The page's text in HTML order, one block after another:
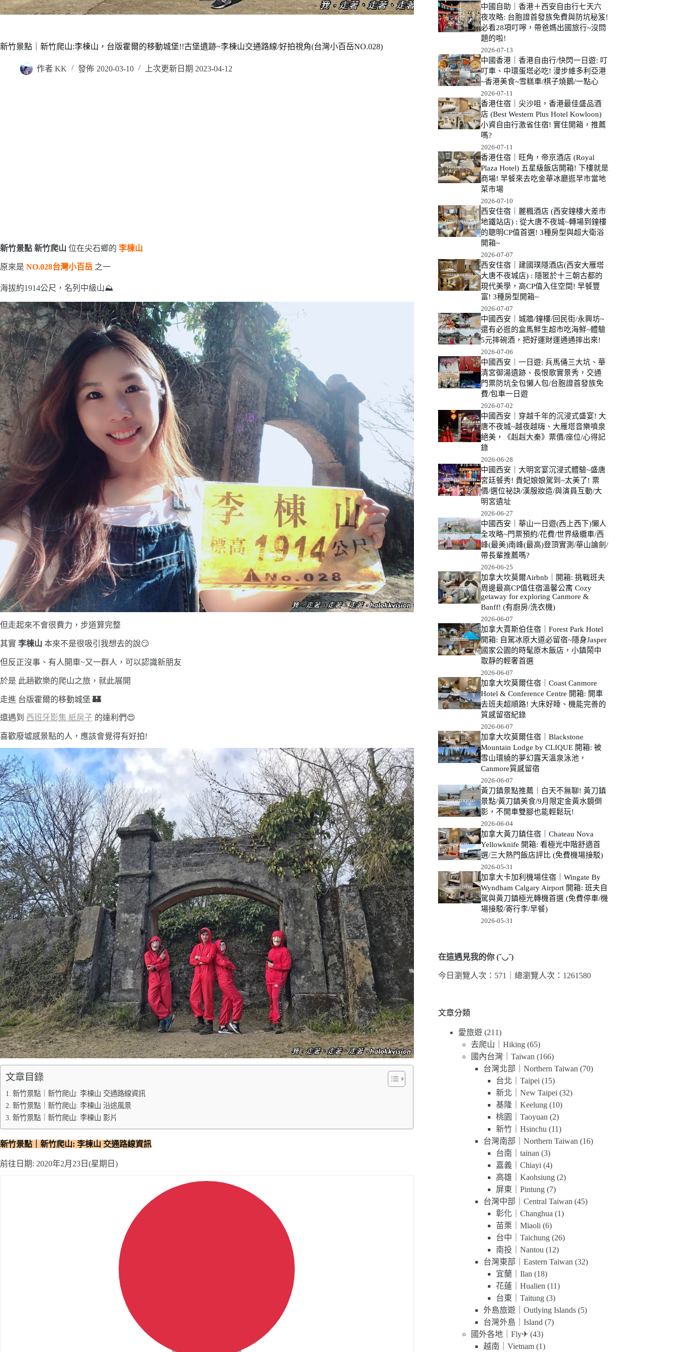
新竹景點｜新竹爬山:李棟山，台版霍爾的移動城堡!!古堡遺跡~李棟山交通路線/好拍視角(台灣小百岳NO.028)
作者 KK 發佈 2020-03-10 上次更新日期 2023-04-12
新竹景點 新竹爬山 位在尖石鄉的 李棟山
原來是 NO.028台灣小百岳 之一
海拔約1914公尺，名列中級山⛰
但走起來不會很費力，步道算完整
其實 李棟山 本來不是很吸引我想去的說😏
但反正沒事、有人開車~又一群人，可以認識新朋友
於是 此趟歡樂的爬山之旅，就此展開
走進 台版霍爾的移動城堡 🏰
還遇到 西班牙影集 紙房子 的達利們😍
喜歡廢墟感景點的人，應該會覺得有好拍!
文章目錄
新竹景點｜新竹爬山: 李棟山 交通路線資訊
新竹景點｜新竹爬山: 李棟山 沿途風景
新竹景點｜新竹爬山: 李棟山 影片
新竹景點｜新竹爬山: 李棟山 交通路線資訊
前往日期: 2020年2月23日(星期日)
中國自助｜香港＋西安自由行七天六
夜攻略: 台胞證首發族免費與防坑秘笈!
必看28項叮嚀，帶爸媽出國旅行~沒問
題的啦!
2026-07-13
中國香港｜香港自由行/快閃一日遊: 叮
叮車、中環蛋塔必吃! 漫步維多利亞港
~香港美食~雪糕車/棋子燒鵝/一點心
2026-07-11
香港住宿｜尖沙咀，香港最佳盛品酒
店 (Best Western Plus Hotel Kowloon)
小資自由行激省住宿! 實住開箱，推薦
嗎?
2026-07-11
香港住宿｜旺角，帝京酒店 (Royal
Plaza Hotel) 五星級飯店開箱! 下樓就是
商場! 早餐來去吃金華冰廳逛早市當地
菜市場
2026-07-10
西安住宿｜麗楓酒店 (西安鐘樓大差市
地鐵站店) : 從大唐不夜城~轉場到鐘樓
的聰明CP值首選! 3種房型與超大衛浴
開箱~
2026-07-07
西安住宿｜建國璞隱酒店(西安大雁塔
大唐不夜城店) : 隱匿於十三朝古都的
現代美學，高CP值入住空間! 早餐豐
富! 3種房型開箱~
2026-07-07
中國西安｜城牆/鐘樓/回民街/永興坊~
還有必逛的盒馬鮮生超市吃海鮮~體驗
5元摔碗酒，把好運財運通通摔出來!
2026-07-06
中國西安｜一日遊: 兵馬俑三大坑、華
清宮御湯遺跡、長恨歌實景秀，交通
門票防坑全包懶人包/台胞證首發族免
費/包車一日遊
2026-07-02
中國西安｜穿越千年的沉浸式盛宴! 大
唐不夜城~越夜越嗨、大雁塔音樂噴泉
絕美，《赳赳大秦》票價/座位/心得記
錄
2026-06-28
中國西安｜大明宮宴沉浸式體驗~盛唐
宮廷餐秀! 貴妃娘娘駕到~太美了! 票
價/選位祕訣/漢服妝造/與演員互動/大
明宮遺址
2026-06-27
中國西安｜華山一日遊(西上西下)懶人
全攻略~門票預約/花費/世界級纜車/西
峰(最美)南峰(最高)登頂實測/華山論劍/
帶長輩推薦嗎?
2026-06-25
加拿大坎莫爾Airbnb｜開箱: 挑戰班夫
周邊最高CP值住宿溫馨公寓 Cozy
getaway for exploring Canmore &
Banff! (有廚房/洗衣機)
2026-06-07
加拿大賈斯伯住宿｜Forest Park Hotel
開箱: 自駕冰原大道必留宿~隱身Jasper
國家公園的時髦原木飯店，小鎮鬧中
取靜的輕奢首選
2026-06-07
加拿大坎莫爾住宿｜Coast Canmore
Hotel & Conference Centre 開箱: 開車
去班夫超順路! 大床好睡、機能完善的
質感留宿紀錄
2026-06-07
加拿大坎莫爾住宿｜Blackstone
Mountain Lodge by CLIQUE 開箱: 被
雪山環繞的夢幻露天溫泉泳池，
Canmore質感留宿
2026-06-07
黃刀鎮景點推薦｜白天不無聊! 黃刀鎮
景點/黃刀鎮美食/9月限定金黃水鏡倒
影，不開車雙腳也能輕鬆玩!
2026-06-04
加拿大黃刀鎮住宿｜Chateau Nova
Yellowknife 開箱: 看極光中階舒適首
選/三大熱門飯店評比 (免費機場接駁)
2026-05-31
加拿大卡加利機場住宿｜Wingate By
Wyndham Calgary Airport 開箱: 班夫自
駕與黃刀鎮極光轉機首選 (免費停車/機
場接駁/寄行李/早餐)
2026-05-31
在這遇見我的你 (˘◡˘)
今日瀏覽人次：571｜ 總瀏覽人次：1261580
文章分類
愛旅遊(211)
去爬山｜Hiking(65)
國內台灣｜Taiwan (166)
台灣北部｜Northern Taiwan (70)
台北｜Taipei (15)
新北｜New Taipei (32)
基隆｜Keelung(10)
桃園｜Taoyuan (2)
新竹｜Hsinchu (11)
台灣南部｜Northern Taiwan (16)
台南｜tainan (3)
嘉義｜Chiayi (4)
高雄｜Kaohsiung(2)
屏東｜Pintung(7)
台灣中部｜Central Taiwan (45)
彰化｜Changhua (1)
苗栗｜Miaoli (6)
台中｜Taichung(26)
南投｜Nantou (12)
台灣東部｜Eastern Taiwan (32)
宜蘭｜Ilan (18)
花蓮｜Hualien (11)
台東｜Taitung(3)
外島旅遊｜Outlying Islands(5)
台灣外島｜Island (7)
國外各地｜Fly✈(43)
越南｜Vietnam(1)